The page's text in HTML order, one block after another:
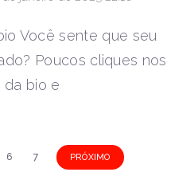
Você sente que seu
Poucos cliques nos
da bio e
6 7 PRÓXIMO